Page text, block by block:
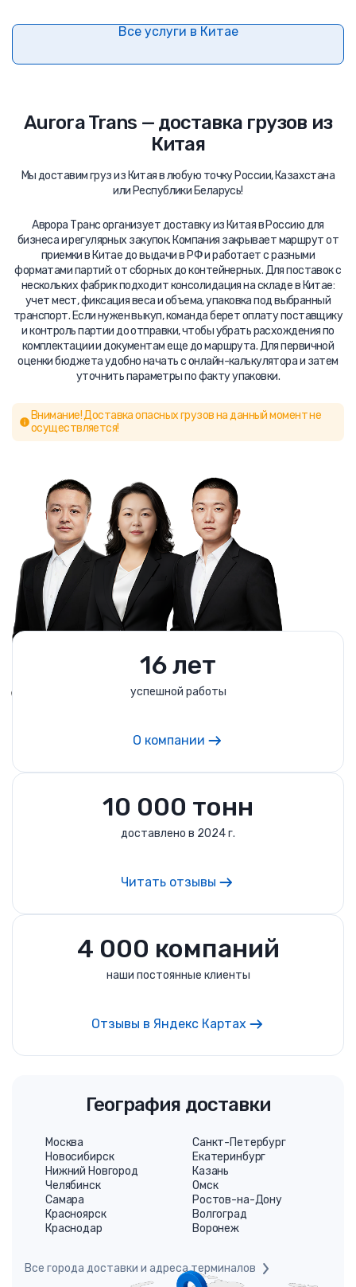
Все услуги в Китае
Aurora Trans — доставка грузов из
Китая
Мы доставим груз из Китая в любую точку России, Казахстана
или Республики Беларусь!
Аврора Транс организует доставку из Китая в Россию для
бизнеса и регулярных закупок. Компания закрывает маршрут от
приемки в Китае до выдачи в РФ и работает с разными
форматами партий: от сборных до контейнерных. Для поставок с
нескольких фабрик подходит консолидация на складе в Китае:
учет мест, фиксация веса и объема, упаковка под выбранный
транспорт. Если нужен выкуп, команда берет оплату поставщику
и контроль партии до отправки, чтобы убрать расхождения по
комплектации и документам еще до маршрута. Для первичной
оценки бюджета удобно начать с онлайн-калькулятора и затем
уточнить параметры по факту упаковки.
Внимание! Доставка опасных грузов на данный момент не
осуществляется!
16 лет
успешной работы
О компании
10 000 тонн
доставлено в 2024 г.
Читать отзывы
4 000 компаний
наши постоянные клиенты
Отзывы в Яндекс Картах
География доставки
Москва
Санкт-Петербург
Новосибирск
Екатеринбург
Нижний Новгород
Казань
Челябинск
Омск
Самара
Ростов-на-Дону
Красноярск
Волгоград
Краснодар
Воронеж
Все города доставки и адреса терминалов